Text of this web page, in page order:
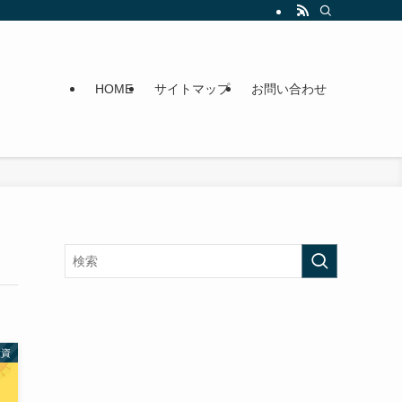
HOME サイトマップ お問い合わせ